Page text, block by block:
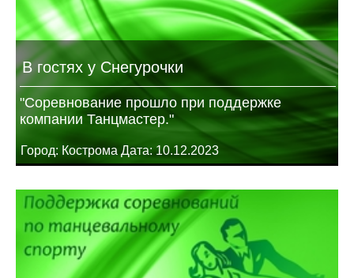
В гостях у Снегурочки
"Соревнование прошло при поддержке
компании Танцмастер."
Город: Кострома Дата: 10.12.2023